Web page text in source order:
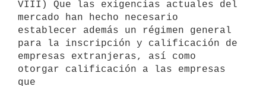
VIII) Que las exigencias actuales del
mercado han hecho necesario
establecer además un régimen general
para la inscripción y calificación de
empresas extranjeras, así como
otorgar calificación a las empresas
que